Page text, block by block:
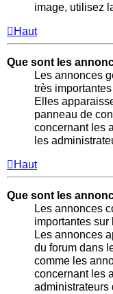
image, utilisez
Haut
Que sont les
Les annonces
très
Elles
panneau de
concernant les
les
Haut
Que sont les
Les annonces
importantes
Les annonces
du forum dans
comme les
concernant les
administrateurs